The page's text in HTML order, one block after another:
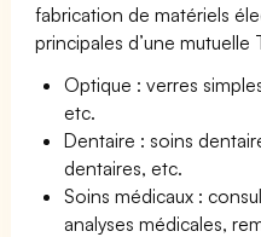
fabrication de matériels
principales d’une mutuelle
Optique : verres
etc.
Dentaire : soins
dentaires, etc.
Soins médicaux :
analyses médicales,